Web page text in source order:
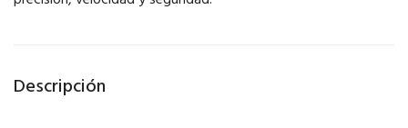
Descripción